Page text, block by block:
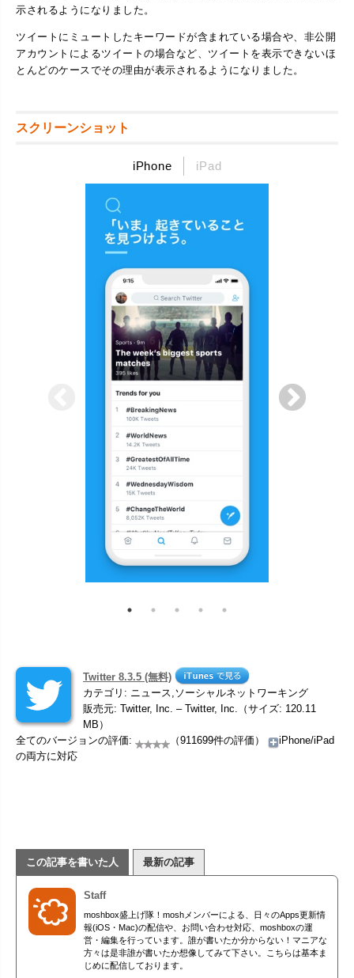
示されるようになりました。
ツイートにミュートしたキーワードが含まれている場合や、非公開
アカウントによるツイートの場合など、ツイートを表示できないほ
とんどのケースでその理由が表示されるようになりました。
スクリーンショット
iPhone iPad
Twitter 8.3.5 (無料)
カテゴリ: ニュース,ソーシャルネットワーキング
販売元: Twitter, Inc. – Twitter, Inc.（サイズ: 120.11
MB）
全てのバージョンの評価:
（911699件の評価）
iPhone/iPad
の両方に対応
この記事を書いた人 最新の記事
Staff
moshbox盛上げ隊！moshメンバーによる、日々のApps更新情
報(iOS・Mac)の配信や、お問い合わせ対応、moshboxの運
営・編集を行っています。誰が書いたか分からない！マニアな
方々は是非誰が書いたか想像してみて下さい。こちらは基本ま
じめに配信しております。